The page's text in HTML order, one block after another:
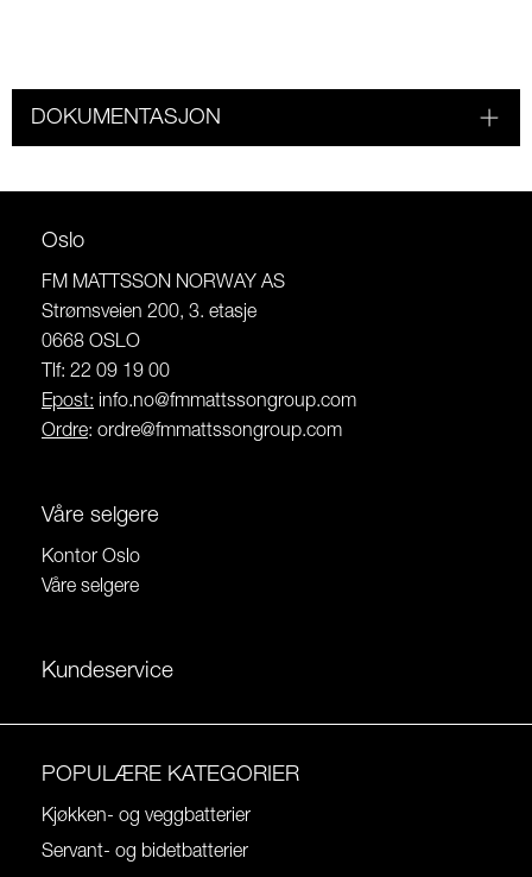
DOKUMENTASJON
Oslo
FM MATTSSON NORWAY AS
Strømsveien 200, 3. etasje
0668 OSLO
Tlf: 22 09 19 00
Epost: info.no@fmmattssongroup.com
Ordre: ordre@fmmattssongroup.com
Våre selgere
Kontor Oslo
Våre selgere
Kundeservice
POPULÆRE KATEGORIER
Kjøkken- og veggbatterier
Servant- og bidetbatterier